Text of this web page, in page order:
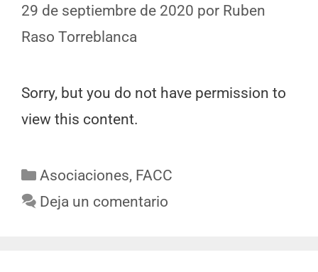
29 de septiembre de 2020 por Ruben
Raso Torreblanca
Sorry, but you do not have permission to
view this content.
Asociaciones, FACC
Deja un comentario